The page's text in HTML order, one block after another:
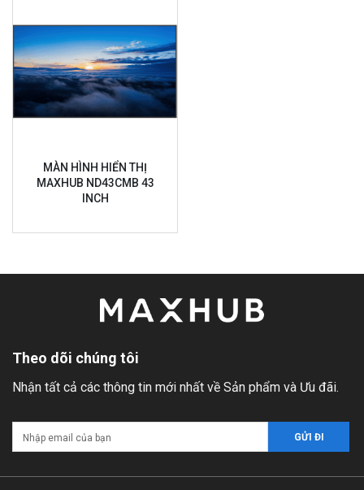
MÀN HÌNH HIỂN THỊ
MAXHUB ND43CMB 43
INCH
Theo dõi chúng tôi
Nhận tất cả các thông tin mới nhất về Sản phẩm và Ưu đãi.